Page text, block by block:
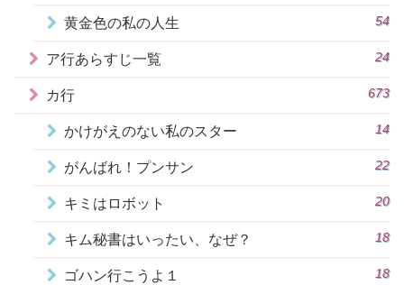
黄金色の私の人生 54
ア行あらすじ一覧 24
カ行 673
かけがえのない私のスター 14
がんばれ！プンサン 22
キミはロボット 20
キム秘書はいったい、なぜ？ 18
ゴハン行こうよ１ 18